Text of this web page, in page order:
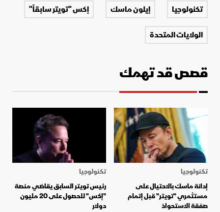
تكنولوجيا إيلون ماسك
إكس "تويتر سابقاً"
الولايات المتحدة
قصص قد تهمك
تكنولوجيا
إدانة ماسك بالاحتيال على
مستثمري "تويتر" قبل إتمام
صفقة الاستحواذ
تكنولوجيا
رئيس تويتر السابق يقاضي منصة
"إكس" للحصول على 20 مليون
دولار